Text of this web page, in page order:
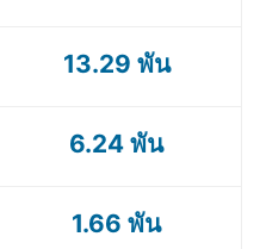
13.29 พัน
6.24 พัน
1.66 พัน